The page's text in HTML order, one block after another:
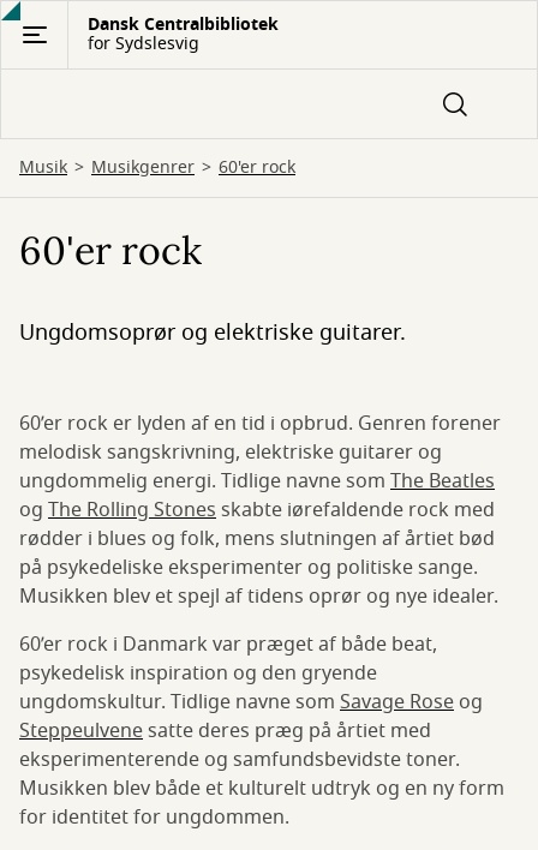
Gå
hovedindhold
Dansk Centralbibliotek
for Sydslesvig
Musik Musikgenrer 60'er rock
60'er rock
Ungdomsoprør og elektriske guitarer.
60’er rock er lyden af en tid i opbrud. Genren forener
melodisk sangskrivning, elektriske guitarer og
ungdommelig energi. Tidlige navne som The Beatles
og The Rolling Stonesskabte iørefaldende rock med
rødder i blues og folk, mens slutningen af årtiet bød
på psykedeliske eksperimenter og politiske sange.
Musikken blev et spejl af tidens oprør og nye idealer.
60’er rock i Danmark var præget af både beat,
psykedelisk inspiration og den gryende
ungdomskultur. Tidlige navne som Savage Rose og
Steppeulvenesatte deres præg på årtiet med
eksperimenterende og samfundsbevidste toner.
Musikken blev både et kulturelt udtryk og en ny form
for identitet for ungdommen.